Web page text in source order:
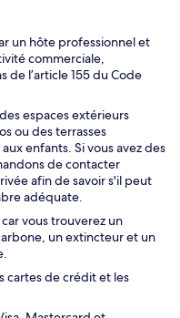
un hôte professionnel et
commerciale,
de l’article 155 du Code
espaces extérieurs
ou des terrasses
enfants. Si vous avez des
de contacter
afin de savoir s'il peut
adéquate.
vous trouverez un
un extincteur et un
cartes de crédit et les